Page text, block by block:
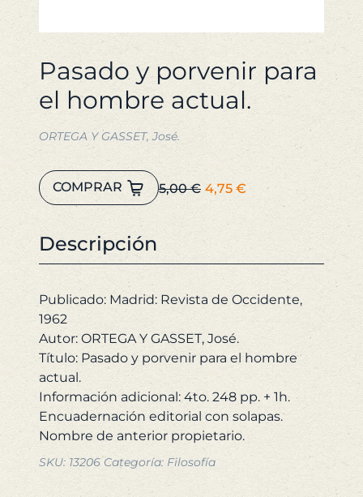
Pasado y porvenir para
el hombre actual.
ORTEGA Y GASSET, José.
5,00€ El
original
era:
4,75 €El
precio
actual
es:
4,75 €.
Pasado
y
porvenir
para
hombre
actual.
cantidad
COMPRAR
Descripción
Publicado: Madrid: Revista de Occidente,
1962
Autor: ORTEGA Y GASSET, José.
Título: Pasado y porvenir para el hombre
actual.
Información adicional: 4to. 248 pp. + 1h.
Encuadernación editorial con solapas.
SKU: 13206 Categoría: Filosofía